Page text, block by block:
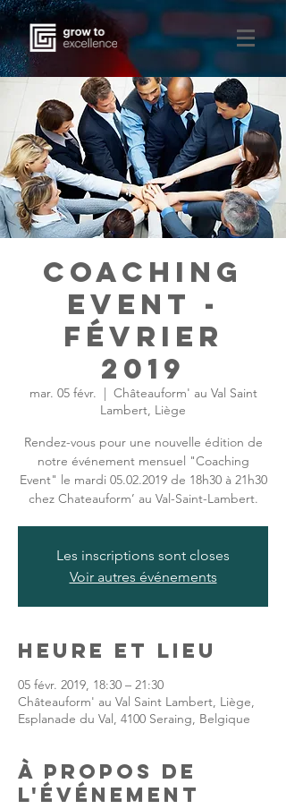
Coaching
Event -
Février
2019
mar. 05 févr.
  |
Châteauform' au Val Saint
Lambert, Liège
Rendez-vous pour une nouvelle édition de
notre événement mensuel "Coaching
Event" le mardi 05.02.2019 de 18h30 à 21h30
chez Chateauform’ au Val-Saint-Lambert.
Les inscriptions sont closes
Voir autres événements
Heure et lieu
05 févr. 2019, 18:30 – 21:30
Châteauform' au Val Saint Lambert, Liège,
Esplanade du Val, 4100 Seraing, Belgique
À propos de
l'événement